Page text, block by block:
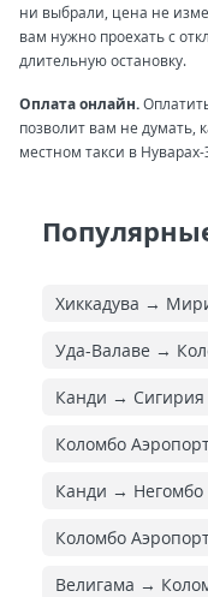
ни выбрали, цена не
вам нужно проехать с
длительную остановку.
Оплата онлайн.
позволит вам не думать,
местном такси в
Хиккадува →
Уда-Валаве →
Канди → Сигирия
Коломбо
Канди → Негомбо
Коломбо
Велигама →